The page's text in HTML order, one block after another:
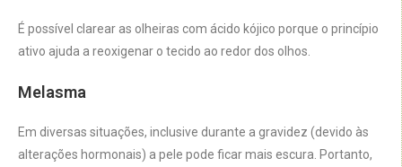
É possível clarear as olheiras com ácido kójico porque o princípio
ativo ajuda a reoxigenar o tecido ao redor dos olhos.
Melasma
Em diversas situações, inclusive durante a gravidez (devido às
alterações hormonais) a pele pode ficar mais escura. Portanto,